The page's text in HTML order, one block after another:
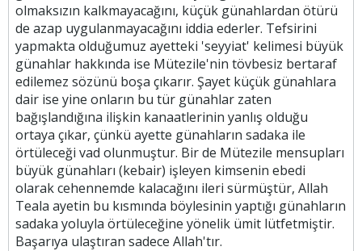
olmaksızın kalkmayacağını, küçük günahlardan ötürü
de azap uygulanmayacağını iddia ederler. Tefsirini
yapmakta olduğumuz ayetteki 'seyyiat' kelimesi büyük
günahlar hakkında ise Mütezile'nin tövbesiz bertaraf
edilemez sözünü boşa çıkarır. Şayet küçük günahlara
dair ise yine onların bu tür günahlar zaten
bağışlandığına ilişkin kanaatlerinin yanlış olduğu
ortaya çıkar, çünkü ayette günahların sadaka ile
örtüleceği vad olunmuştur. Bir de Mütezile mensupları
büyük günahları (kebair) işleyen kimsenin ebedi
olarak cehennemde kalacağını ileri sürmüştür, Allah
Teala ayetin bu kısmında böylesinin yaptığı günahların
sadaka yoluyla örtüleceğine yönelik ümit lütfetmiştir.
Başarıya ulaştıran sadece Allah'tır.